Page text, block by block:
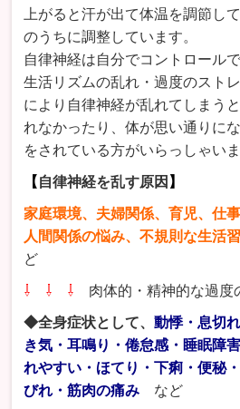
上がると汗が出て体温を調節し
のうちに調整しています。
自律神経は自分でコントロール
生活リズムの乱れ・過度のスト
により自律神経が乱れてしまう
れなかったり、体が思い通りに
をされている方がいらっしゃいま
【 自律神経を乱す原因 】
家庭環境、夫婦関係、育児、仕
人間関係の悩み、不規則な生活
ど
⇩ ⇩ ⇩ 肉体的・精神的な過度
◆全身症状として、動悸・息切
き気・耳鳴り・倦怠感・睡眠障
れやすい・ほてり・下痢・便秘
びれ・筋肉の痛み など